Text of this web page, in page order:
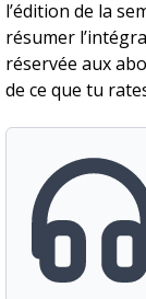
l’édition de la
résumer
réservée aux
de ce que tu